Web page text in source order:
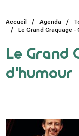
Accueil Agenda
Le Grand Craquage
Le Grand
d'humour